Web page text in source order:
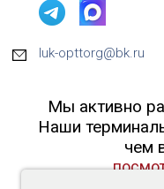
luk-opttorg@bk.ru
Мы активно
Наши
чем